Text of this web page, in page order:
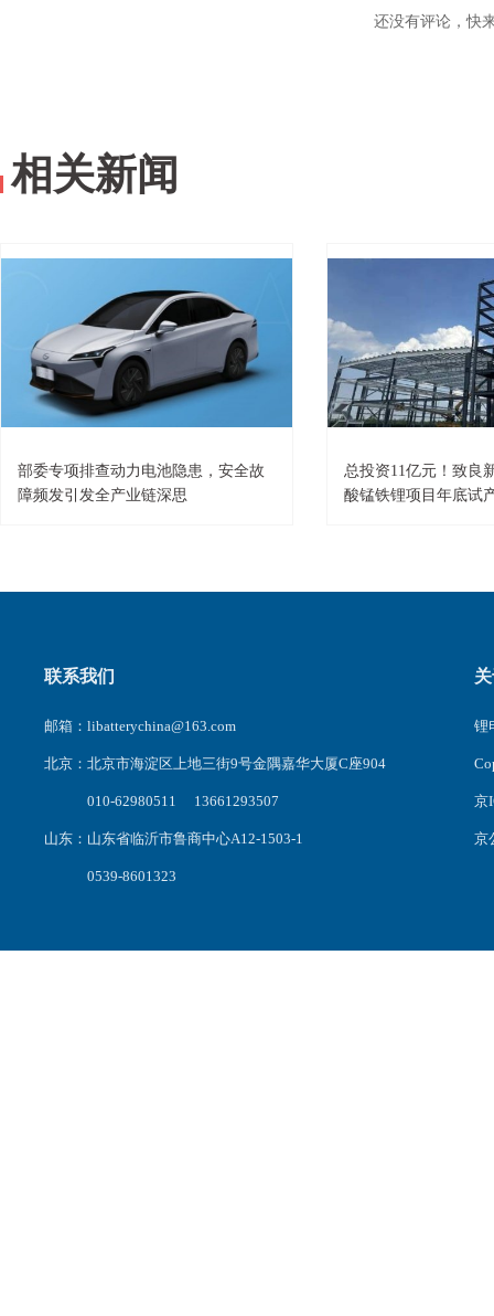
还没有评论，快
相关新闻
部委专项排查动力电池隐患，安全故
障频发引发全产业链深思
总投资11亿元！致良
酸锰铁锂项目年底试
联系我们
邮箱：libatterychina@163.com
北京：北京市海淀区上地三街9号金隅嘉华大厦C座904
010-62980511 13661293507
山东：山东省临沂市鲁商中心A12-1503-1
0539-8601323
锂
京
京